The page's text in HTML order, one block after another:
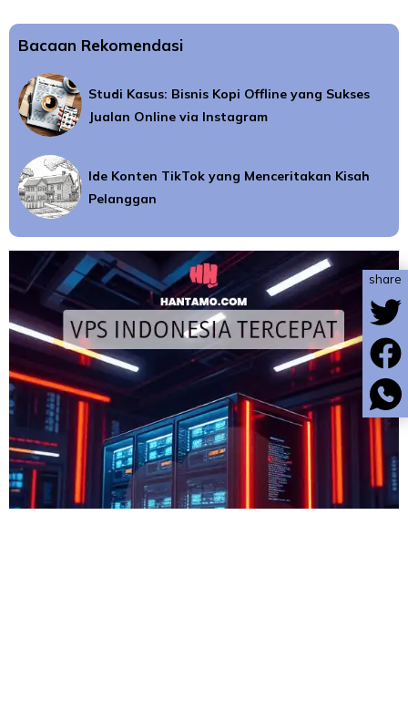
Bacaan Rekomendasi
Studi Kasus: Bisnis Kopi Offline yang Sukses
Jualan Online via Instagram
Ide Konten TikTok yang Menceritakan Kisah
Pelanggan
share